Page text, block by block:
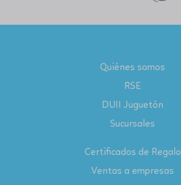
Quiénes somos
RSE
DUII Juguetón
Sucursales
Certificados de Regalo
Ventas a empresas